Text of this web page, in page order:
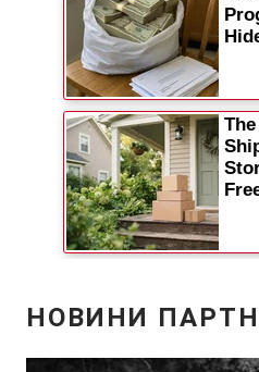
ПОСЛУГИ
Реклама на сайті
Моніторинг